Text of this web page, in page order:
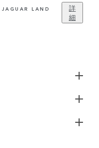
JAGUAR LAND
詳
細